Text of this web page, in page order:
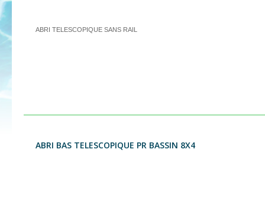
ABRI TELESCOPIQUE SANS RAIL
ABRI BAS TELESCOPIQUE PR BASSIN 8X4